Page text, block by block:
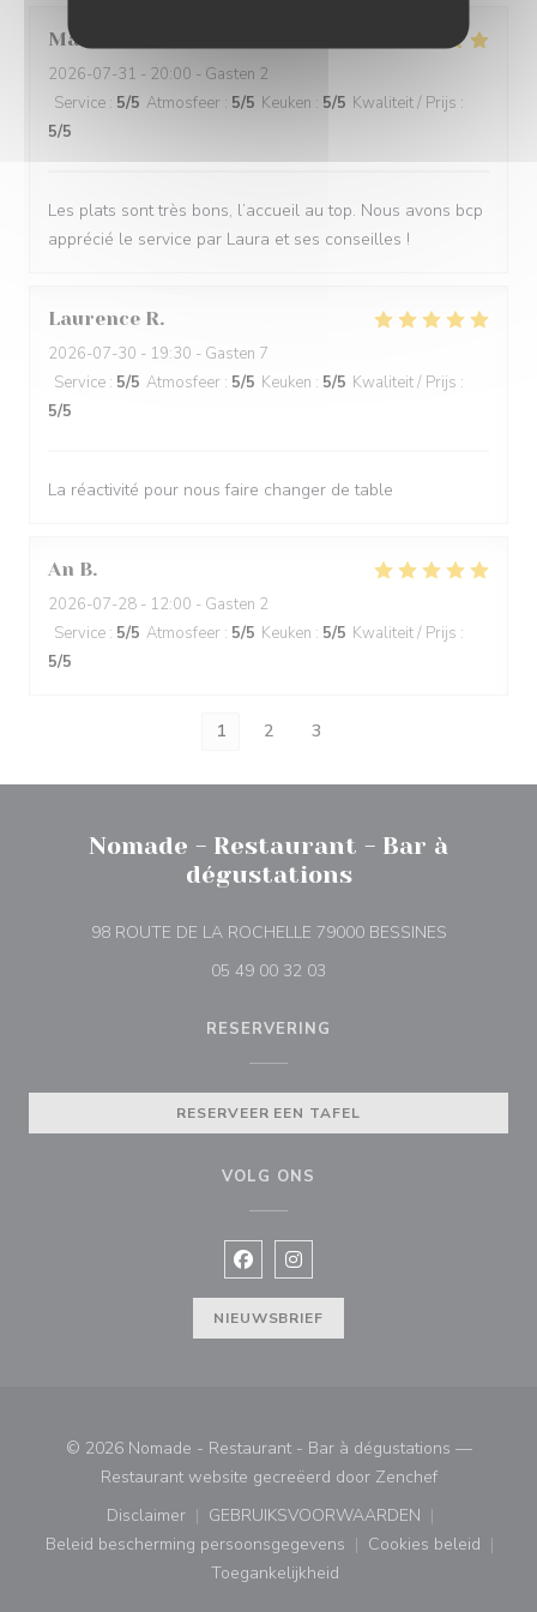
Marie
2026-07-31 - 20:00 - Gasten 2
Service : 5/5 Atmosfeer : 5/5 Keuken : 5/5 Kwaliteit / Prijs :
5/5
Les plats sont très bons, l’accueil au top. Nous avons bcp
apprécié le service par Laura et ses conseilles !
Laurence R
2026-07-30 - 19:30 - Gasten 7
Service : 5/5 Atmosfeer : 5/5 Keuken : 5/5 Kwaliteit / Prijs :
5/5
La réactivité pour nous faire changer de table
An B
2026-07-28 - 12:00 - Gasten 2
Service : 5/5 Atmosfeer : 5/5 Keuken : 5/5 Kwaliteit / Prijs :
5/5
1 2 3
Nomade - Restaurant - Bar à
dégustations
98 ROUTE DE LA ROCHELLE 79000 BESSINES((opent in
05 49 00 32 03
RESERVERING
RESERVEER EEN TAFEL
VOLG ONS
Facebook ((opent in een nieuw
Instagram ((opent in een
NIEUWSBRIEF
© 2026 Nomade - Restaurant - Bar à dégustations —
Restaurant website gecreëerd door Zenchef((opent in
Disclaimer
((opent in een nieuw venster))
GEBRUIKSVOORWAARDEN
((opent in een nieuw
Beleid bescherming persoonsgegevens
((opent in een nieuw venster))
Cookies beleid
((opent in
Toegankelijkheid
((opent in een nieuw venster))